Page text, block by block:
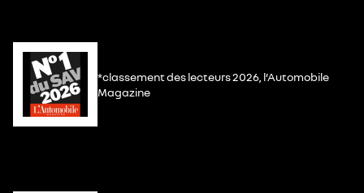
*classement des lecteurs 2026, l’Automobile
Magazine